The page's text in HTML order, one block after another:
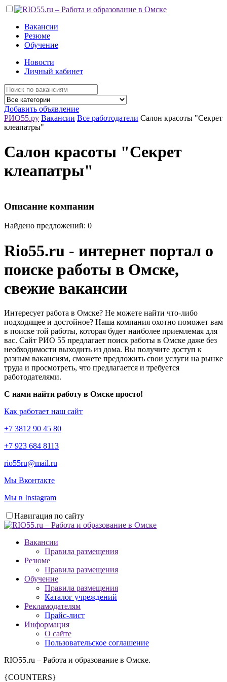
Вакансии
Резюме
Обучение
Новости
Личный кабинет
Добавить объявление
РИО55.ру Вакансии Все работодатели Салон красоты "Секрет
клеапатры"
Салон красоты "Секрет
клеапатры"
Описание компании
Найдено предложений: 0
Rio55.ru - интернет портал о
поиске работы в Омске,
свежие вакансии
Интересует работа в Омске? Не можете найти что-либо
подходящее и достойное? Наша компания охотно поможет вам
в поиске той работы, которая будет наиболее приемлемая для
вас. Сайт РИО 55 предлагает поиск работы в Омске даже без
необходимости выходить из дома. Вы получите доступ к
разным вакансиям, сможете предложить свои услуги на рынке
труда и просмотреть, что предлагается и требуется
работодателями.
С нами найти работу в Омске просто!
Как работает наш сайт
+7 3812 90 45 80
+7 923 684 8113
rio55ru@mail.ru
Мы Вконтакте
Мы в Instagram
Навигация по сайту
Вакансии
Правила размещения
Резюме
Правила размещения
Обучение
Правила размещения
Каталог учреждений
Рекламодателям
Прайс-лист
Информация
О сайте
Пользовательское соглашение
RIO55.ru – Работа и образование в Омске.
{COUNTERS}